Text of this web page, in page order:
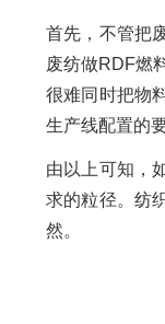
首先，不管把
废纺做RDF燃
很难同时把物
生产线配置的
由以上可知，
求的粒径。纺
然。